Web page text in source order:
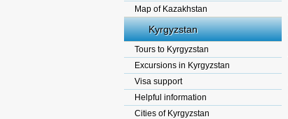
Map of Kazakhstan
Kyrgyzstan
Tours to Kyrgyzstan
Excursions in Kyrgyzstan
Visa support
Helpful information
Cities of Kyrgyzstan